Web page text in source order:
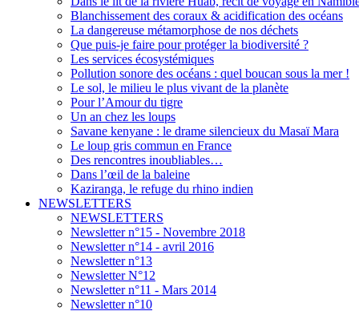
Blanchissement des coraux & acidification des océans
La dangereuse métamorphose de nos déchets
Que puis-je faire pour protéger la biodiversité ?
Les services écosystémiques
Pollution sonore des océans : quel boucan sous la mer !
Le sol, le milieu le plus vivant de la planète
Pour l’Amour du tigre
Un an chez les loups
Savane kenyane : le drame silencieux du Masaï Mara
Le loup gris commun en France
Des rencontres inoubliables…
Dans l’œil de la baleine
Kaziranga, le refuge du rhino indien
NEWSLETTERS
NEWSLETTERS
Newsletter n°15 - Novembre 2018
Newsletter n°14 - avril 2016
Newsletter n°13
Newsletter N°12
Newsletter n°11 - Mars 2014
Newsletter n°10